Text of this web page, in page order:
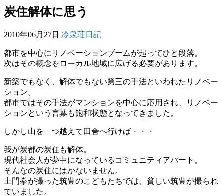
炭住解体に思う
2010年06月27日 冷泉荘日記
都市を中心にリノベーションブームが起ってひと段落。
次はその概念をローカル地域に広げる必要があります。
新築でもなく、解体でもない第三の手法といわれたリノベー
ション。
都市ではその手法がマンションを中心に応用され、リノベー
ションという言葉も飽和状態となってきました。
しかし山を一つ越えて田舎へ行けば・・・
我が炭都の炭住も解体。
現代社会人が夢中になっているコミュニティアパート。
そんなの炭住にはかないません。
土門拳が撮った筑豊のこどもたちでは、貧しい筑豊が撮られ
ていました。